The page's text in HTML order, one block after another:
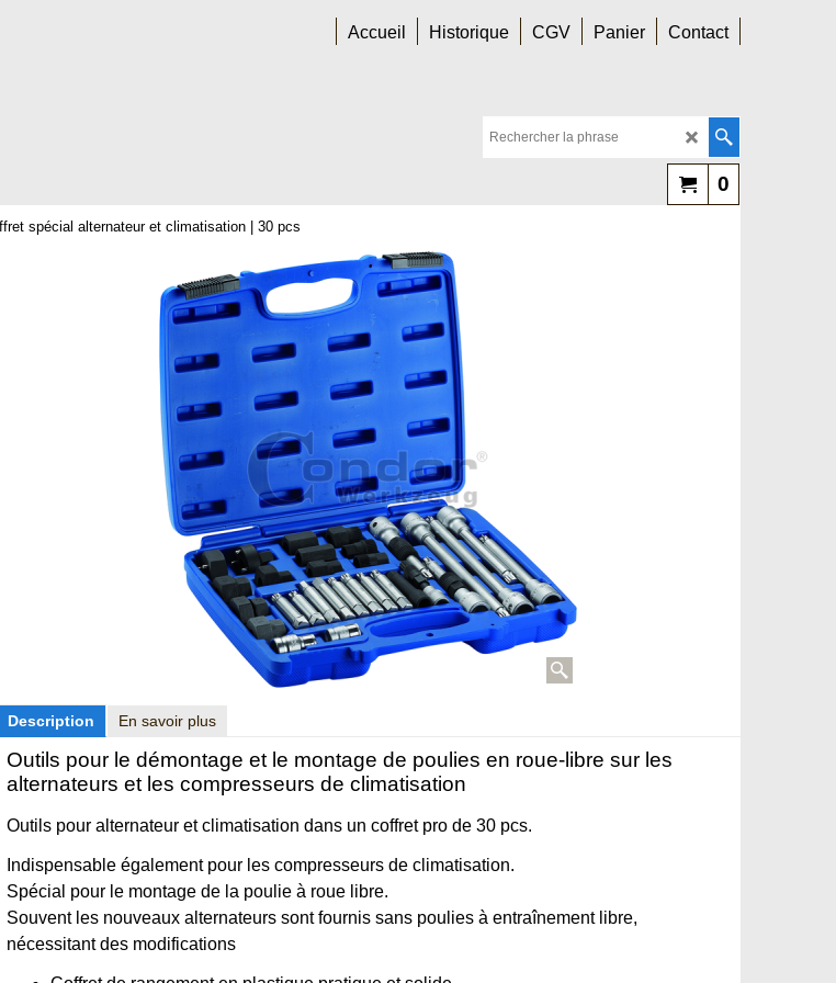
Accueil Historique CGV Panier Contact
0
spécial alternateur et climatisation | 30 pcs
Description En savoir plus
Outils pour le démontage et le montage de poulies en roue-libre sur les
alternateurs et les compresseurs de climatisation
Outils pour alternateur et climatisation dans un coffret pro de 30 pcs.
Indispensable également pour les compresseurs de climatisation.
Spécial pour le montage de la poulie à roue libre.
Souvent les nouveaux alternateurs sont fournis sans poulies à entraînement libre,
nécessitant des modifications